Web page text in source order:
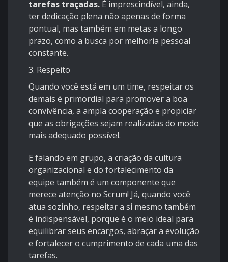
tarefas traçadas. É imprescindível, ainda,
ter dedicação plena não apenas de forma
pontual, mas também em metas a longo
prazo, como a busca por melhoria pessoal
constante.
3. Respeito
Quando você está em um time, respeitar os
demais é primordial para promover a boa
convivência, a ampla cooperação e propiciar
que as obrigações sejam realizadas do modo
mais adequado possível.
E falando em grupo, a criação da cultura
organizacional e do fortalecimento da
equipe também é um componente que
merece atenção no Scrum! Já, quando você
atua sozinho, respeitar a si mesmo também
é indispensável, porque é o meio ideal para
equilibrar seus encargos, abraçar a evolução
e fortalecer o cumprimento de cada uma das
tarefas.